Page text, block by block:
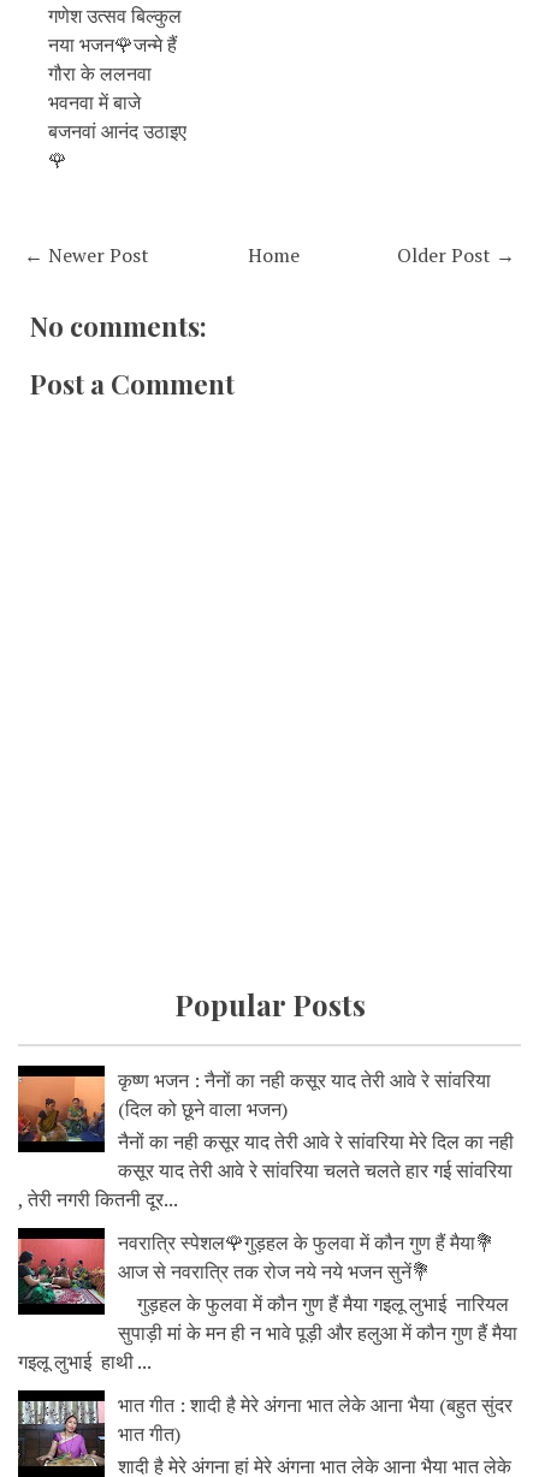
गणेश उत्सव बिल्कुल
नया भजन🌹जन्मे हैं
गौरा के ललनवा
भवनवा में बाजे
बजनवां आनंद उठाइए
🌹
← Newer Post Older Post →
Home
No comments:
Post a Comment
Popular Posts
कृष्ण भजन : नैनों का नही कसूर याद तेरी आवे रे सांवरिया
(दिल को छूने वाला भजन)
नैनों का नही कसूर याद तेरी आवे रे सांवरिया मेरे दिल का नही
कसूर याद तेरी आवे रे सांवरिया चलते चलते हार गई सांवरिया
, तेरी नगरी कितनी दूर...
नवरात्रि स्पेशल🌹गुड़हल के फुलवा में कौन गुण हैं मैया💐
आज से नवरात्रि तक रोज नये नये भजन सुनें💐
गुड़हल के फुलवा में कौन गुण हैं मैया गइलू लुभाई नारियल
सुपाड़ी मां के मन ही न भावे पूड़ी और हलुआ में कौन गुण हैं मैया
गइलू लुभाई हाथी ...
भात गीत : शादी है मेरे अंगना भात लेके आना भैया (बहुत सुंदर
भात गीत)
शादी है मेरे अंगना हां मेरे अंगना भात लेके आना भैया भात लेके